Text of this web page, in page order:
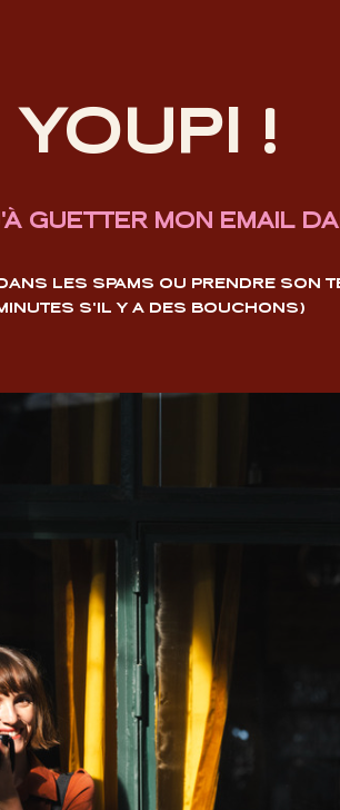
YOUPI !
GUETTER MON EMAIL
LES SPAMS OU PRENDRE SON
S'IL Y A DES BOUCHONS)